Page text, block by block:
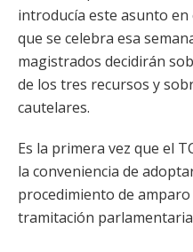
introducía este asunto en
que se celebra esa
magistrados decidirán
de los tres recursos y
cautelares.
Es la primera vez que el
la conveniencia de
procedimiento de
tramitación